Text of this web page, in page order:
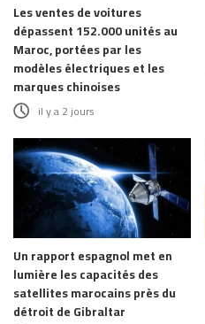
Les ventes de voitures
dépassent 152.000 unités au
Maroc, portées par les
modèles électriques et les
marques chinoises
il y a 2 jours
Un rapport espagnol met en
lumière les capacités des
satellites marocains près du
détroit de Gibraltar